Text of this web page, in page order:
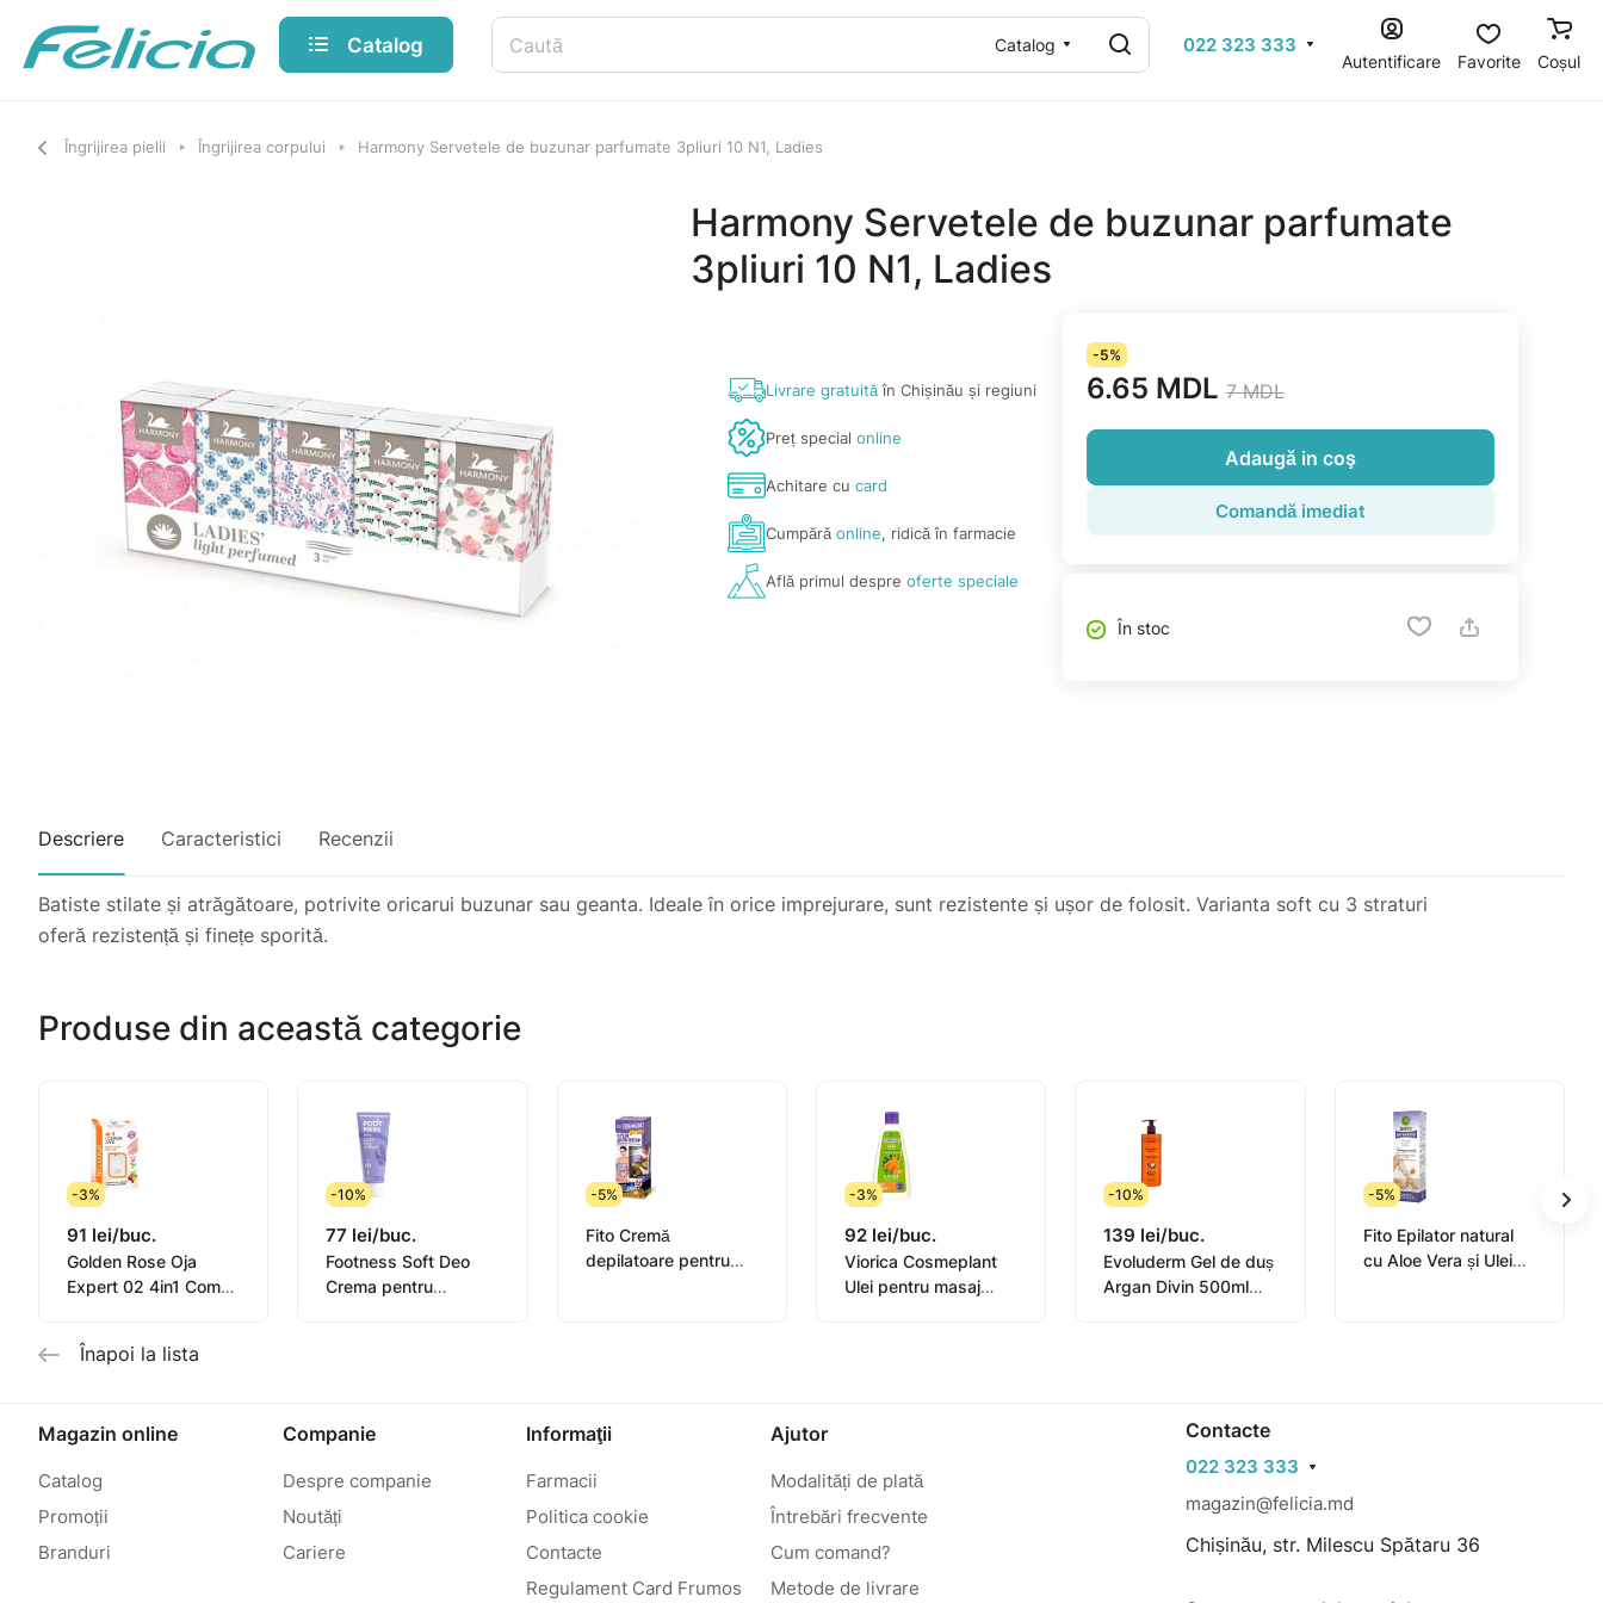
Catalog Catalog 022 323 333
Autentificare Favorite Coșul
Îngrijirea pielii Îngrijirea corpului Harmony Servetele de buzunar parfumate 3pliuri 10 N1, Ladies
Harmony Servetele de buzunar parfumate
3pliuri 10 N1, Ladies
Livrare gratuităîn Chișinău și regiuni
Preț specialonline
Achitare cucard
Cumpărăonline, ridică în farmacie
Află primul despreoferte speciale
-5%
6.65 MDL 7 MDL
Adaugă in coş
Comandă imediat
În stoc
Descriere Caracteristici Recenzii
Batiste stilate și atrăgătoare, potrivite oricarui buzunar sau geanta. Ideale în orice imprejurare, sunt rezistente și ușor de folosit. Varianta soft cu 3 straturi
oferă rezistență și finețe sporită.
Produse din această categorie
-3%
91 lei/buc.
Golden Rose Oja
Expert 02 4in1 Compl.
-10%
77 lei/buc.
Footness Soft Deo
Crema pentru
-5%
Fito Cremă
depilatoare pentru
-3%
92 lei/buc.
Viorica Cosmeplant
Ulei pentru masaj
-10%
139 lei/buc.
Evoluderm Gel de duș
Argan Divin 500ml
-5%
Fito Epilator natural
cu Aloe Vera și Ulei
Înapoi la lista
Magazin online
Catalog
Promoții
Branduri
Companie
Despre companie
Noutăți
Cariere
Informaţii
Farmacii
Politica cookie
Contacte
Regulament Card Frumos
Ajutor
Modalități de plată
Întrebări frecvente
Cum comand?
Metode de livrare
Contacte
022 323 333
magazin@felicia.md
Chișinău, str. Milescu Spătaru 36